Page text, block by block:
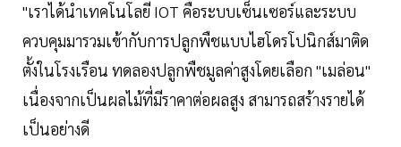
"เราได้นำเทคโนโลยี IOT คือระบบเซ็นเซอร์และระบบ
ควบคุมมารวมเข้ากับการปลูกพืชแบบไฮโดรโปนิกส์มาติด
ตั้งในโรงเรือน ทดลองปลูกพืชมูลค่าสูงโดยเลือก "เมล่อน"
เนื่องจากเป็นผลไม้ที่มีราคาต่อผลสูง สามารถสร้างรายได้
เป็นอย่างดี